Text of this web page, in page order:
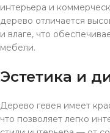
интерьера и
дерево отличается
и влаге, что
мебели.
Эстетика и
Дерево гевея имеет
что позволяет легко